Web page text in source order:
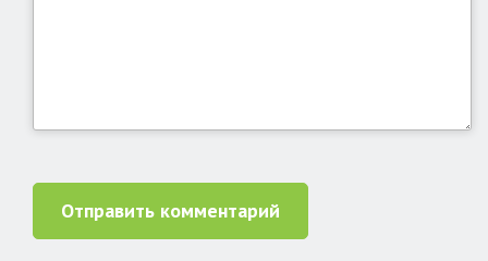
Отправить комментарий